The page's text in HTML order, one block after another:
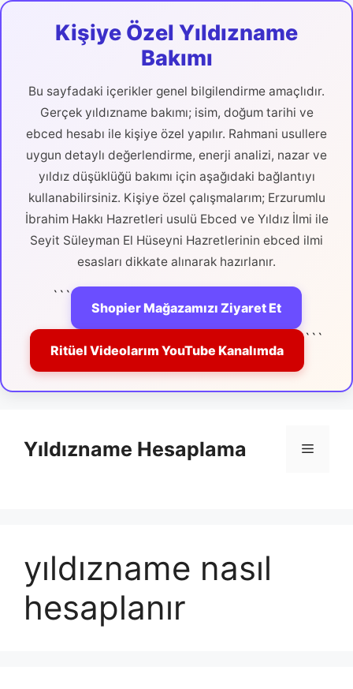
Kişiye Özel Yıldızname
Bakımı
Bu sayfadaki içerikler genel bilgilendirme amaçlıdır.
Gerçek yıldızname bakımı; isim, doğum tarihi ve
ebced hesabı ile kişiye özel yapılır. Rahmani usullere
uygun detaylı değerlendirme, enerji analizi, nazar ve
yıldız düşüklüğü bakımı için aşağıdaki bağlantıyı
kullanabilirsiniz. Kişiye özel çalışmalarım; Erzurumlu
İbrahim Hakkı Hazretleri usulü Ebced ve Yıldız İlmi ile
Seyit Süleyman El Hüseyni Hazretlerinin ebced ilmi
esasları dikkate alınarak hazırlanır.
```
Shopier Mağazamızı Ziyaret Et
Ritüel Videolarım YouTube Kanalımda
```
Yıldızname Hesaplama Menü
yıldızname nasıl
hesaplanır